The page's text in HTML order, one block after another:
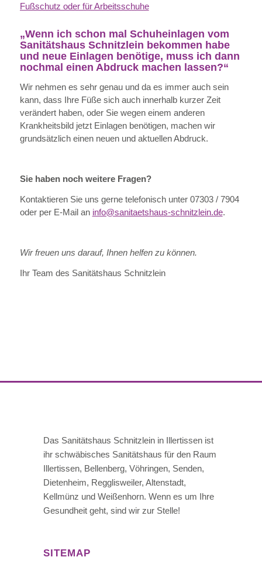
Fußschutz oder für Arbeitsschuhe
„Wenn ich schon mal Schuheinlagen vom
Sanitätshaus Schnitzlein bekommen habe
und neue Einlagen benötige, muss ich dann
nochmal einen Abdruck machen lassen?“
Wir nehmen es sehr genau und da es immer auch sein
kann, dass Ihre Füße sich auch innerhalb kurzer Zeit
verändert haben, oder Sie wegen einem anderen
Krankheitsbild jetzt Einlagen benötigen, machen wir
grundsätzlich einen neuen und aktuellen Abdruck.
Sie haben noch weitere Fragen?
Kontaktieren Sie uns gerne telefonisch unter 07303 / 7904
oder per E-Mail an info@sanitaetshaus-schnitzlein.de.
Wir freuen uns darauf, Ihnen helfen zu können.
Ihr Team des Sanitätshaus Schnitzlein
Das Sanitätshaus Schnitzlein in Illertissen ist
ihr schwäbisches Sanitätshaus für den Raum
Illertissen, Bellenberg, Vöhringen, Senden,
Dietenheim, Regglisweiler, Altenstadt,
Kellmünz und Weißenhorn. Wenn es um Ihre
Gesundheit geht, sind wir zur Stelle!
SITEMAP